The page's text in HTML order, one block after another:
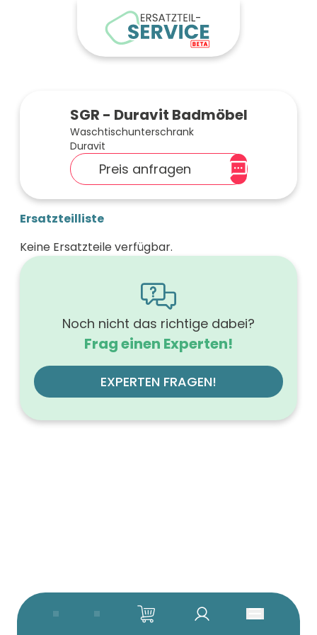
SGR - Duravit Badmöbel
Waschtischunterschrank
Duravit
Preis anfragen
Ersatzteilliste
Keine Ersatzteile verfügbar.
Noch nicht das richtige dabei?
Frag einen Experten!
EXPERTEN FRAGEN!